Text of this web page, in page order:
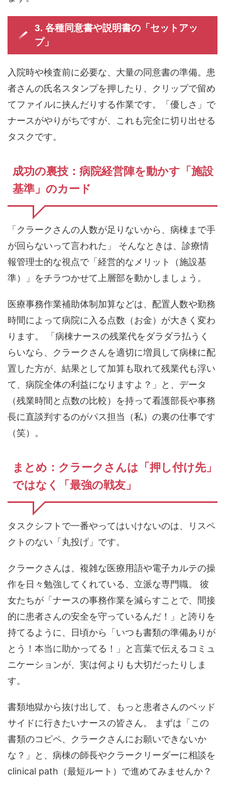
3. 各種同意書や説明書の「セットアッ
プ」
入院時や検査前に必要な、大量の同意書の準備。患
者さんの氏名スタンプを押したり、クリップで留め
てファイルに挟んだりする作業です。「優しさ」で
ナースがやりがちですが、これも完全に切り出せる
タスクです。
成功の裏技：病院経営陣を動かす「施設
基準」のカード
「クラークさんの人数が足りないから、病棟まで手
が回らないって言われた」 そんなときは、診療情
報管理士的な視点で「経営的なメリット（施設基
準）」をチラつかせて上層部を動かしましょう。
医療事務作業補助体制加算などは、配置人数や勤務
時間によって病院に入る点数（お金）が大きく変わ
ります。 「病棟ナースの残業代をダラダラ払うく
らいなら、クラークさんを適切に増員して病棟に配
置した方が、結果として加算も取れて残業代も浮い
て、病院全体の利益になりますよ？」と、データ
（残業時間と点数の比較）を持って看護部長や事務
長に直談判するのがパス担当（私）の裏の仕事です
（笑）。
まとめ：クラークさんは「押し付け先」
ではなく「最強の戦友」
タスクシフトで一番やってはいけないのは、リスペ
クトのない「丸投げ」です。
クラークさんは、複雑な医療用語や電子カルテの操
作を日々勉強してくれている、立派な専門職。 彼
女たちが「ナースの事務作業を減らすことで、間接
的に患者さんの安全を守っているんだ！」と誇りを
持てるように、日頃から「いつも書類の準備ありが
とう！本当に助かってる！」と言葉で伝えるコミュ
ニケーションが、実は何よりも大切だったりしま
す。
書類地獄から抜け出して、もっと患者さんのベッド
サイドに行きたいナースの皆さん。 まずは「この
書類のコピペ、クラークさんにお願いできないか
な？」と、病棟の師長やクラークリーダーに相談を
clinical path（最短ルート）で進めてみませんか？